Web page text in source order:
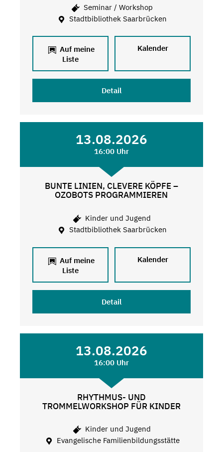
Seminar / Workshop
Stadtbibliothek Saarbrücken
Auf meine
Liste
Kalender
Detail
13.08.2026
16:00 Uhr
BUNTE LINIEN, CLEVERE KÖPFE –
OZOBOTS PROGRAMMIEREN
Kinder und Jugend
Stadtbibliothek Saarbrücken
Auf meine
Liste
Kalender
Detail
13.08.2026
16:00 Uhr
RHYTHMUS- UND
TROMMELWORKSHOP FÜR KINDER
Kinder und Jugend
Evangelische Familienbildungsstätte